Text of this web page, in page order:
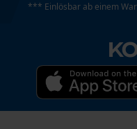
*** Einlösbar ab einem
Event